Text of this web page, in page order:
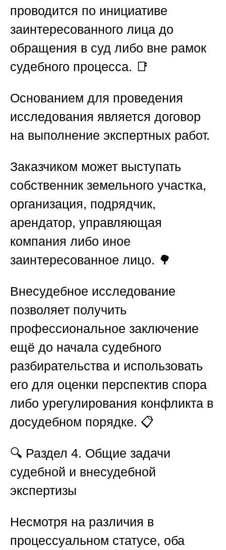
проводится по инициативе
заинтересованного лица до
обращения в суд либо вне рамок
судебного процесса. 📑
Основанием для проведения
исследования является договор
на выполнение экспертных работ.
Заказчиком может выступать
собственник земельного участка,
организация, подрядчик,
арендатор, управляющая
компания либо иное
заинтересованное лицо. 🌳
Внесудебное исследование
позволяет получить
профессиональное заключение
ещё до начала судебного
разбирательства и использовать
его для оценки перспектив спора
либо урегулирования конфликта в
досудебном порядке. 📋
🔍 Раздел 4. Общие задачи
судебной и внесудебной
экспертизы
Несмотря на различия в
процессуальном статусе, оба